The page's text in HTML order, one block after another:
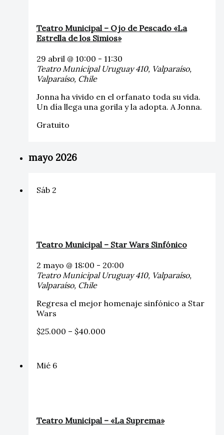
Teatro Municipal – Ojo de Pescado «La
Estrella de los Simios»
29 abril @ 10:00 - 11:30
Teatro Municipal Uruguay 410, Valparaíso,
Valparaíso, Chile
Jonna ha vivido en el orfanato toda su vida.
Un día llega una gorila y la adopta. A Jonna.
Gratuito
mayo 2026
Sáb 2
Teatro Municipal – Star Wars Sinfónico
2 mayo @ 18:00 - 20:00
Teatro Municipal Uruguay 410, Valparaíso,
Valparaíso, Chile
Regresa el mejor homenaje sinfónico a Star
Wars
$25.000 – $40.000
Mié 6
Teatro Municipal – «La Suprema»